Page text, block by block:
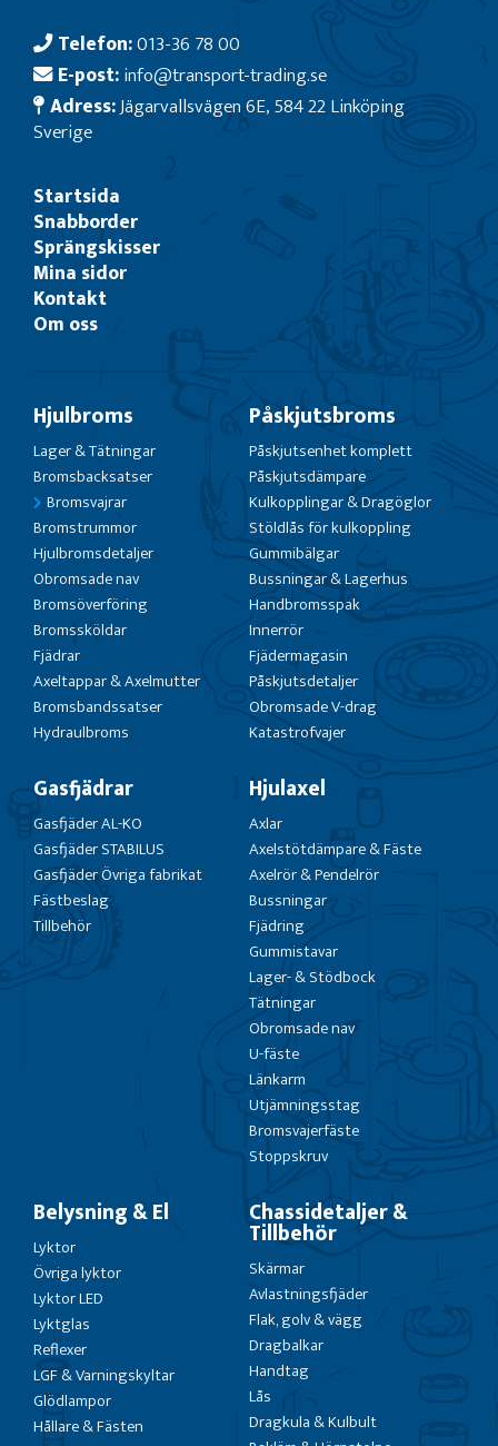
Telefon:013-36 78 00
E-post:info@transport-trading.se
Adress:Jägarvallsvägen 6E, 584 22 Linköping
Sverige
Startsida
Snabborder
Sprängskisser
Mina sidor
Kontakt
Om oss
Hjulbroms
Lager & Tätningar
Bromsbacksatser
Bromsvajrar
Bromstrummor
Hjulbromsdetaljer
Obromsade nav
Bromsöverföring
Bromssköldar
Fjädrar
Axeltappar & Axelmutter
Bromsbandssatser
Hydraulbroms
Påskjutsbroms
Påskjutsenhet komplett
Påskjutsdämpare
Kulkopplingar & Dragöglor
Stöldlås för kulkoppling
Gummibälgar
Bussningar & Lagerhus
Handbromsspak
Innerrör
Fjädermagasin
Påskjutsdetaljer
Obromsade V-drag
Katastrofvajer
Gasfjädrar
Gasfjäder AL-KO
Gasfjäder STABILUS
Gasfjäder Övriga fabrikat
Fästbeslag
Tillbehör
Hjulaxel
Axlar
Axelstötdämpare & Fäste
Axelrör & Pendelrör
Bussningar
Fjädring
Gummistavar
Lager- & Stödbock
Tätningar
Obromsade nav
U-fäste
Länkarm
Utjämningsstag
Bromsvajerfäste
Stoppskruv
Belysning & El
Lyktor
Övriga lyktor
Lyktor LED
Lyktglas
Reflexer
LGF & Varningskyltar
Glödlampor
Hållare & Fästen
Chassidetaljer &
Tillbehör
Skärmar
Avlastningsfjäder
Flak, golv & vägg
Dragbalkar
Handtag
Lås
Dragkula & Kulbult